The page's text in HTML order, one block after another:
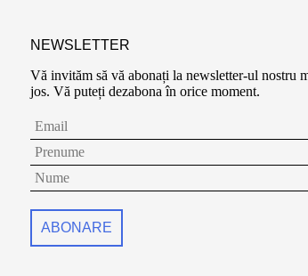
NEWSLETTER
Vă invităm să vă abonați la newsletter-ul nostru
jos. Vă puteți dezabona în orice moment.